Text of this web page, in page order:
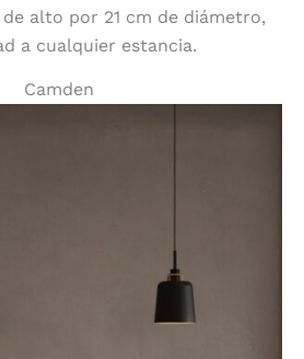
de alto por 21 cm de diámetro,
a cualquier estancia.
Camden